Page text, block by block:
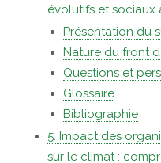
évolutifs et sociaux
Présentation du
Nature du front
Questions et
Glossaire
Bibliographie
5. Impact des
sur le climat :